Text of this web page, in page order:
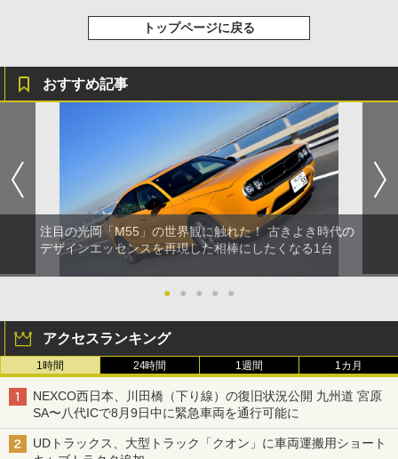
トップページに戻る
おすすめ記事
注目の光岡「M55」の世界観に触れた！ 古きよき時代の
デザインエッセンスを再現した相棒にしたくなる1台
● ● ● ● ●
アクセスランキング
1時間 24時間 1週間 1カ月
NEXCO西日本、川田橋（下り線）の復旧状況公開 九州道 宮原
SA〜八代ICで8月9日中に緊急車両を通行可能に
UDトラックス、大型トラック「クオン」に車両運搬用ショート